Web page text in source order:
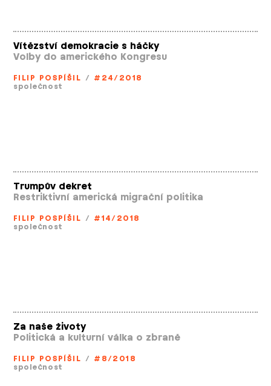
Vítězství demokracie s háčky
Volby do amerického Kongresu
FILIP POSPÍŠIL / #24/2018
společnost
Trumpův dekret
Restriktivní americká migrační politika
FILIP POSPÍŠIL / #14/2018
společnost
Za naše životy
Politická a kulturní válka o zbraně
FILIP POSPÍŠIL / #8/2018
společnost